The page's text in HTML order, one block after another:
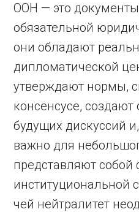
ООН — это
обязательной
они обладают
дипломатической
утверждают нормы,
консенсусе,
будущих дискуссий
важно для
представляют собой
институциональной
чей нейтралитет